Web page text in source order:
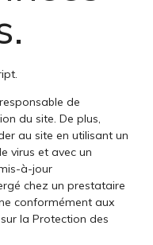
de
du site. De plus,
au site en utilisant un
virus et avec un
à-jour
chez un prestataire
conformément aux
la Protection des